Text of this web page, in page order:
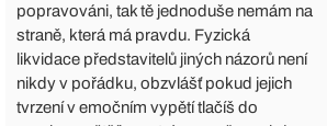
popravováni, tak tě jednoduše nemám na
straně, která má pravdu. Fyzická
likvidace představitelů jiných názorů není
nikdy v pořádku, obzvlášť pokud jejich
tvrzení v emočním vypětí tlačíš do